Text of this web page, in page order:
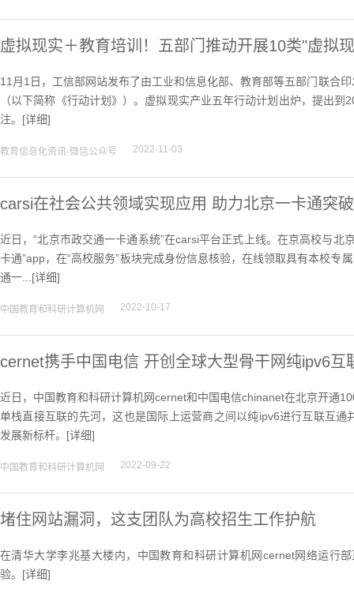
虚拟现实＋教育培训！五部门推动开展10类"虚拟
11月1日，工信部网站发布了由工业和信息化部、教育部等五部门联合
（以下简称《行动计划》）。虚拟现实产业五年行动计划出炉，提出
注。[详细]
教育信息化资讯-微信公众号 2022-11-03
carsi在社会公共领域实现应用 助力北京一卡通突
近日，“北京市政交通一卡通系统”在carsi平台正式上线。在京高校与
卡通”app，在“高校服务”板块完成身份信息核验，在线领取具有本校专
通一...[详细]
中国教育和科研计算机网 2022-10-17
cernet携手中国电信 开创全球大型骨干网纯ipv6互
近日，中国教育和科研计算机网cernet和中国电信chinanet在北京开通
单栈直接互联的先河，这也是国际上运营商之间以纯ipv6进行互联互
发展新标杆。[详细]
中国教育和科研计算机网 2022-09-22
堵住网站漏洞，这支团队为高校招生工作护航
在清华大学李兆基大楼内，中国教育和科研计算机网cernet网络运行
验。[详细]